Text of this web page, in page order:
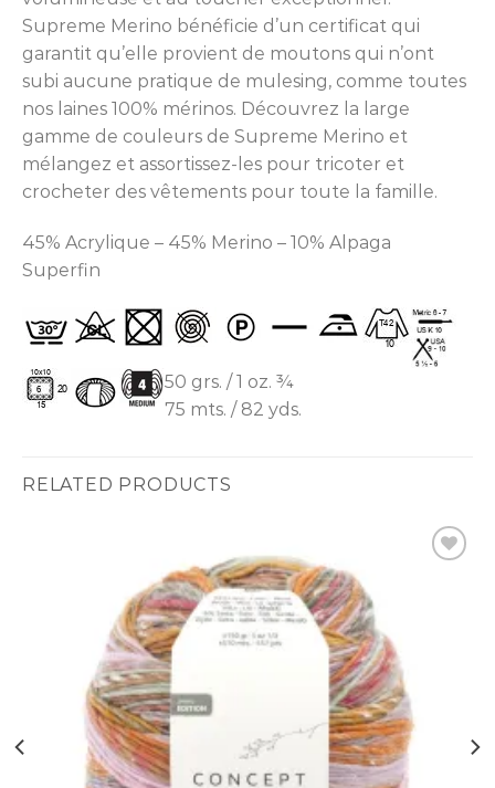
Supreme Merino bénéficie d’un certificat qui
garantit qu’elle provient de moutons qui n’ont
subi aucune pratique de mulesing, comme toutes
nos laines 100% mérinos. Découvrez la large
gamme de couleurs de Supreme Merino et
mélangez et assortissez-les pour tricoter et
crocheter des vêtements pour toute la famille.
45% Acrylique – 45% Merino – 10% Alpaga
Superfin
50 grs. / 1 oz. ¾
75 mts. / 82 yds.
RELATED PRODUCTS